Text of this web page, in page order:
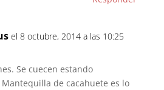
el 8 octubre, 2014 a las 10:25
Se cuecen estando
Mantequilla de cacahuete es lo